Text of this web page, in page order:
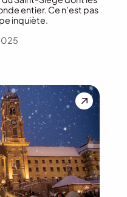
entier. Ce n’est pas
inquiète.